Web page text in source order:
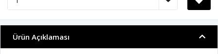
Ürün Açıklaması